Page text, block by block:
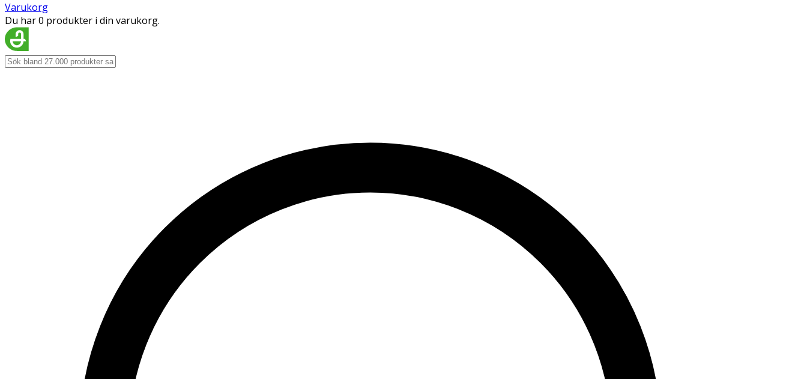
Varukorg
Du har 0 produkter i din varukorg.